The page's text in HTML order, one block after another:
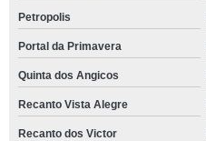
Petropolis
Portal da Primavera
Quinta dos Angicos
Recanto Vista Alegre
Recanto dos Victor